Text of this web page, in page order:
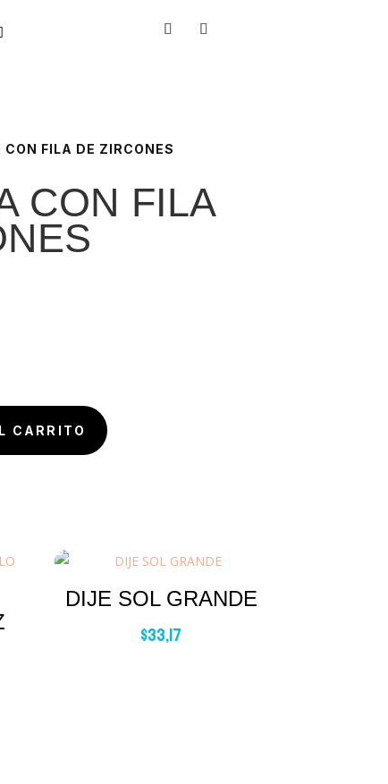
CON FILA DE ZIRCONES
CON FILA
CARRITO
DIJE SOL GRANDE
$33,17